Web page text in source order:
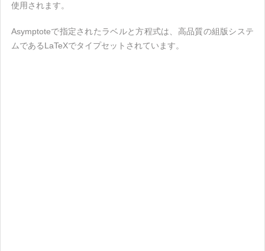
使用されます。
Asymptoteで指定されたラベルと方程式は、高品質の組版システ
ムであるLaTeXでタイプセットされています。